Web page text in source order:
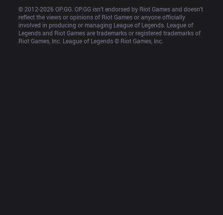
© 2012-2026 OP.GG. OP.GG isn’t endorsed by Riot Games and doesn’t
reflect the views or opinions of Riot Games or anyone officially
involved in producing or managing League of Legends. League of
Legends and Riot Games are trademarks or registered trademarks of
Riot Games, Inc. League of Legends © Riot Games, Inc.